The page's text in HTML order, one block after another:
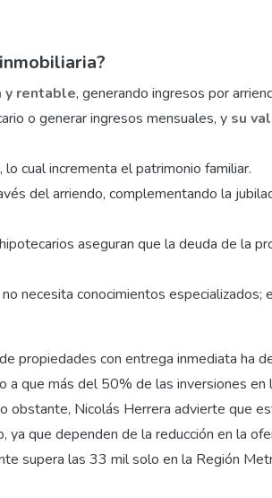
y rentable, generando ingresos por
o generar ingresos mensuales, y su
, lo cual incrementa el patrimonio familiar.
del arriendo, complementando la
aseguran que la deuda de la
necesita conocimientos especializados;
propiedades con entrega inmediata ha
a que más del 50% de las inversiones en
obstante, Nicolás Herrera advierte que
ya que dependen de la reducción en la
supera las 33 mil solo en la Región